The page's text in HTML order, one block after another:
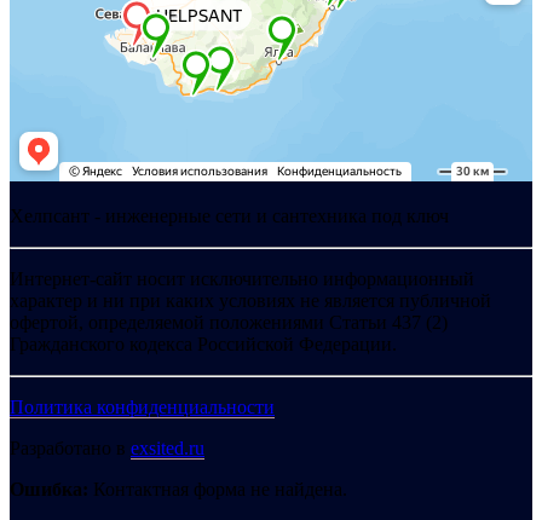
Хелпсант - инженерные сети и сантехника под ключ
Интернет-сайт носит исключительно информационный
характер и ни при каких условиях не является публичной
офертой, определяемой положениями Статьи 437 (2)
Гражданского кодекса Российской Федерации.
Политика конфиденциальности
Разработано в exsited.ru
Ошибка: Контактная форма не найдена.